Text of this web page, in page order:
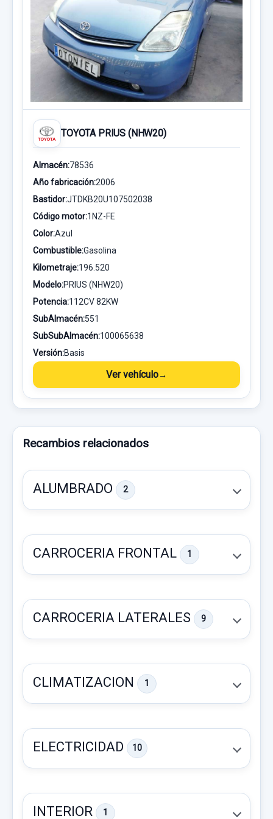
TOYOTA PRIUS (NHW20)
Almacén:78536
Año fabricación:2006
Bastidor:JTDKB20U107502038
Código motor:1NZ-FE
Color:Azul
Combustible:Gasolina
Kilometraje:196.520
Modelo:PRIUS (NHW20)
Potencia:112CV 82KW
SubAlmacén:551
SubSubAlmacén:100065638
Versión:Basis
Ver vehículo
Recambios relacionados
ALUMBRADO 2
TOYOTA PRIUS (NHW20) BASIS
Ref:874238
CARROCERIA FRONTAL 1
REFUERZO PARAGOLPES DELANTERO
CARROCERIA LATERALES 9
CLIMATIZACION 1
ELECTRICIDAD 10
INTERIOR 1